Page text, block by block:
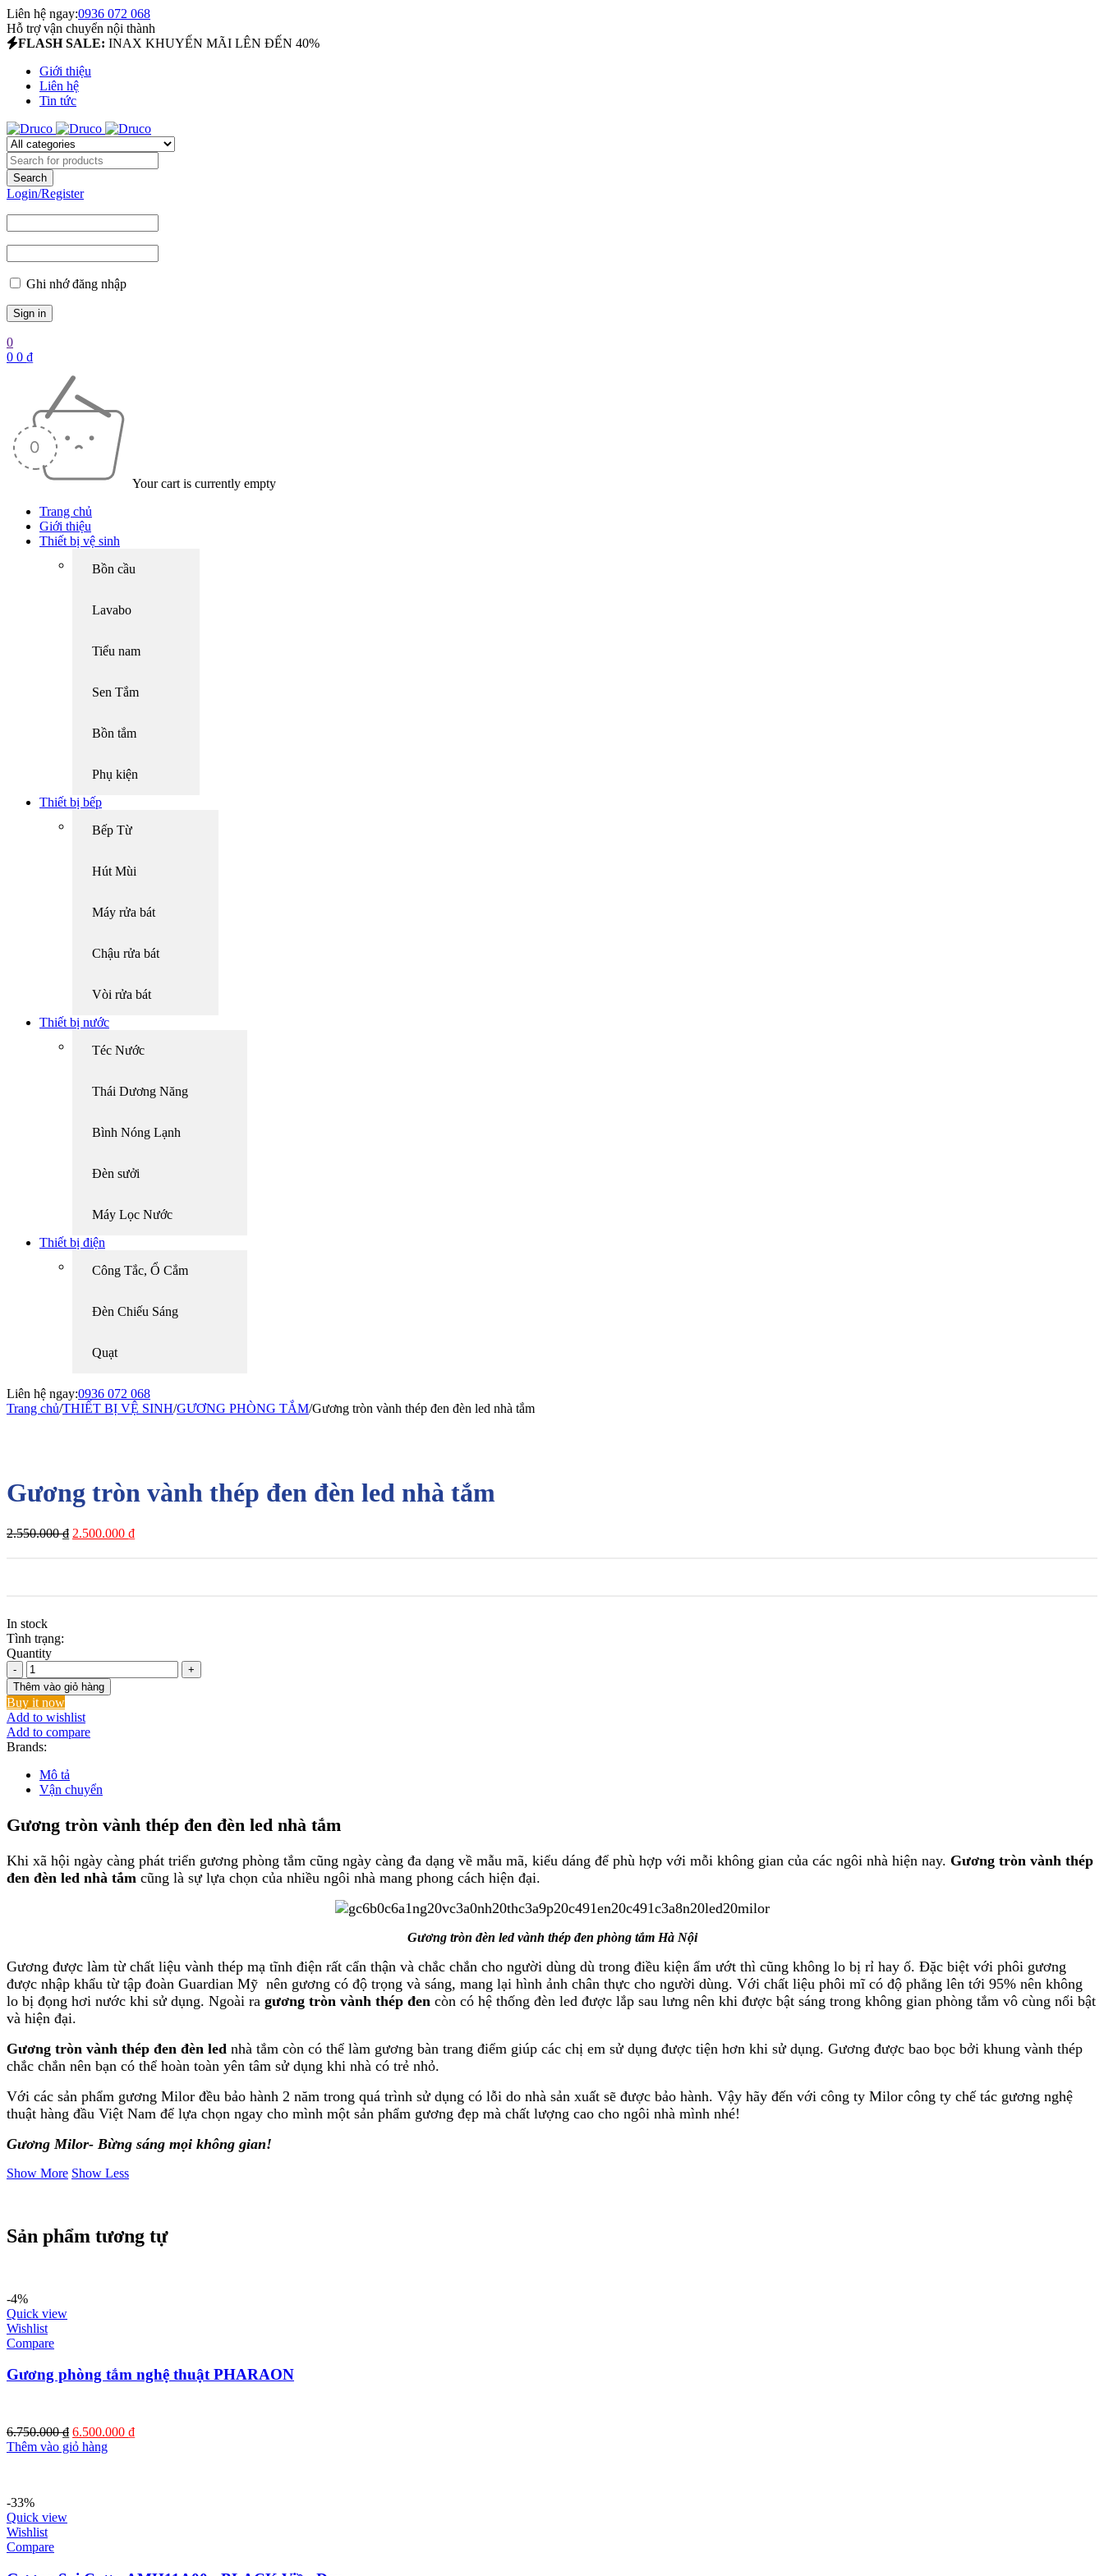
Liên hệ ngay:0936 072 068
Hỗ trợ vận chuyển nội thành
FLASH SALE: INAX KHUYẾN MÃI LÊN ĐẾN 40%
Giới thiệu
Liên hệ
Tin tức
Login/Register
Ghi nhớ đăng nhập
0
0 0 ₫
Your cart is currently empty
Trang chủ
Giới thiệu
Thiết bị vệ sinh
Bồn cầu
Lavabo
Tiểu nam
Sen Tắm
Bồn tắm
Phụ kiện
Thiết bị bếp
Bếp Từ
Hút Mùi
Máy rửa bát
Chậu rửa bát
Vòi rửa bát
Thiết bị nước
Téc Nước
Thái Dương Năng
Bình Nóng Lạnh
Đèn sưởi
Máy Lọc Nước
Thiết bị điện
Công Tắc, Ổ Cắm
Đèn Chiếu Sáng
Quạt
Liên hệ ngay:0936 072 068
Trang chủ/THIẾT BỊ VỆ SINH/GƯƠNG PHÒNG TẮM/Gương tròn vành thép đen đèn led nhà tắm
Gương tròn vành thép đen đèn led nhà tắm
2.550.000₫ Giá
2.500.000 ₫Giá
In stock
Tình trạng:
Quantity
Gương
tròn
vành
thép
đen
đèn
led
nhà
tắm
Thêm vào giỏ hàng
Buy it now
Add to wishlist
Add to compare
Brands:
Mô tả
Vận chuyển
Gương tròn vành thép đen đèn led nhà tắm
Khi xã hội ngày càng phát triển gương phòng tắm cũng ngày càng đa dạng về mẫu mã, kiểu dáng để phù hợp với mỗi không gian của các ngôi nhà hiện nay. Gương tròn vành thép
đen đèn led nhà tắm cũng là sự lựa chọn của nhiều ngôi nhà mang phong cách hiện đại.
Gương tròn đèn led vành thép đen phòng tắm Hà Nội
Gương được làm từ chất liệu vành thép mạ tĩnh điện rất cẩn thận và chắc chắn cho người dùng dù trong điều kiện ẩm ướt thì cũng không lo bị rỉ hay ố. Đặc biệt với phôi gương
được nhập khẩu từ tập đoàn Guardian Mỹ nên gương có độ trọng và sáng, mang lại hình ảnh chân thực cho người dùng. Với chất liệu phôi mĩ có độ phẳng lên tới 95% nên không
lo bị đọng hơi nước khi sử dụng. Ngoài ra gương tròn vành thép đen còn có hệ thống đèn led được lắp sau lưng nên khi được bật sáng trong không gian phòng tắm vô cùng nổi bật
và hiện đại.
Gương tròn vành thép đen đèn led nhà tắm còn có thể làm gương bàn trang điểm giúp các chị em sử dụng được tiện hơn khi sử dụng. Gương được bao bọc bởi khung vành thép
chắc chắn nên bạn có thể hoàn toàn yên tâm sử dụng khi nhà có trẻ nhỏ.
Với các sản phẩm gương Milor đều bảo hành 2 năm trong quá trình sử dụng có lỗi do nhà sản xuất sẽ được bảo hành. Vậy hãy đến với công ty Milor công ty chế tác gương nghệ
thuật hàng đầu Việt Nam để lựa chọn ngay cho mình một sản phẩm gương đẹp mà chất lượng cao cho ngôi nhà mình nhé!
Gương Milor- Bừng sáng mọi không gian!
Show More Show Less
Sản phẩm tương tự
-4%
Quick view
Wishlist
Compare
Gương phòng tắm nghệ thuật PHARAON
6.750.000₫ Giá
gốc
6.500.000 ₫Giá
Thêm vào giỏ hàng
-33%
Quick view
Wishlist
Compare